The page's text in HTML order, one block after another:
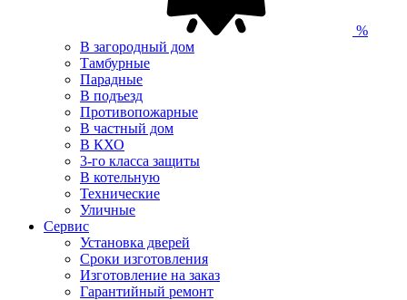
%
В загородный дом
Тамбурные
Парадные
В подъезд
Противопожарные
В частный дом
В КХО
3-го класса защиты
В котельную
Технические
Уличные
Сервис
Установка дверей
Сроки изготовления
Изготовление на заказ
Гарантийный ремонт